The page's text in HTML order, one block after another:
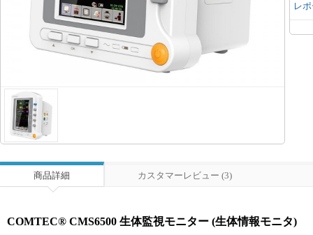
レ
商品詳細 カスタマーレビュー (3)
COMTEC® CMS6500 生体監視モニター (生体情報モニタ)